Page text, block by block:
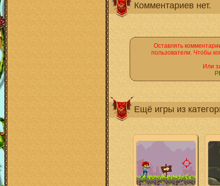
Комментариев нет.
Оставлять
пользователи. Чтобы
Или
Ещё игры из